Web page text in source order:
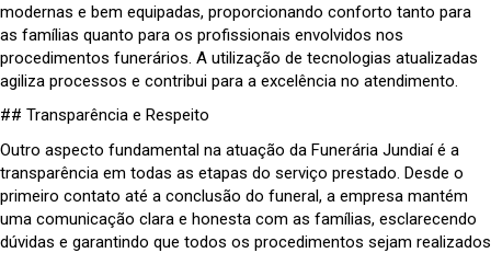
modernas e bem equipadas, proporcionando conforto tanto para
as famílias quanto para os profissionais envolvidos nos
procedimentos funerários. A utilização de tecnologias atualizadas
agiliza processos e contribui para a excelência no atendimento.
## Transparência e Respeito
Outro aspecto fundamental na atuação da Funerária Jundiaí é a
transparência em todas as etapas do serviço prestado. Desde o
primeiro contato até a conclusão do funeral, a empresa mantém
uma comunicação clara e honesta com as famílias, esclarecendo
dúvidas e garantindo que todos os procedimentos sejam realizados